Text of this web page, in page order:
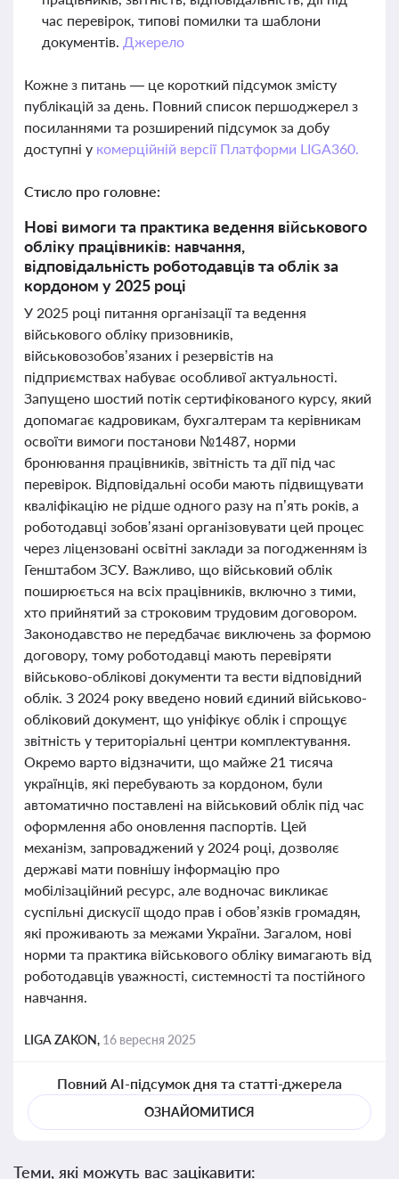
час перевірок, типові помилки та шаблони
документів. Джерело
Кожне з питань — це короткий підсумок змісту
публікацій за день. Повний список першоджерел з
посиланнями та розширений підсумок за добу
доступні у комерційній версії Платформи LIGA360.
Стисло про головне:
Нові вимоги та практика ведення військового
обліку працівників: навчання,
відповідальність роботодавців та облік за
кордоном у 2025 році
У 2025 році питання організації та ведення
військового обліку призовників,
військовозобов’язаних і резервістів на
підприємствах набуває особливої актуальності.
Запущено шостий потік сертифікованого курсу, який
допомагає кадровикам, бухгалтерам та керівникам
освоїти вимоги постанови №1487, норми
бронювання працівників, звітність та дії під час
перевірок. Відповідальні особи мають підвищувати
кваліфікацію не рідше одного разу на п’ять років, а
роботодавці зобов’язані організовувати цей процес
через ліцензовані освітні заклади за погодженням із
Генштабом ЗСУ. Важливо, що військовий облік
поширюється на всіх працівників, включно з тими,
хто прийнятий за строковим трудовим договором.
Законодавство не передбачає виключень за формою
договору, тому роботодавці мають перевіряти
військово-облікові документи та вести відповідний
облік. З 2024 року введено новий єдиний військово-
обліковий документ, що уніфікує облік і спрощує
звітність у територіальні центри комплектування.
Окремо варто відзначити, що майже 21 тисяча
українців, які перебувають за кордоном, були
автоматично поставлені на військовий облік під час
оформлення або оновлення паспортів. Цей
механізм, запроваджений у 2024 році, дозволяє
державі мати повнішу інформацію про
мобілізаційний ресурс, але водночас викликає
суспільні дискусії щодо прав і обов’язків громадян,
які проживають за межами України. Загалом, нові
норми та практика військового обліку вимагають від
роботодавців уважності, системності та постійного
навчання.
LIGA ZAKON, 16 вересня 2025
Повний AI-підсумок дня та статті-джерела
ОЗНАЙОМИТИСЯ
Теми, які можуть вас зацікавити: